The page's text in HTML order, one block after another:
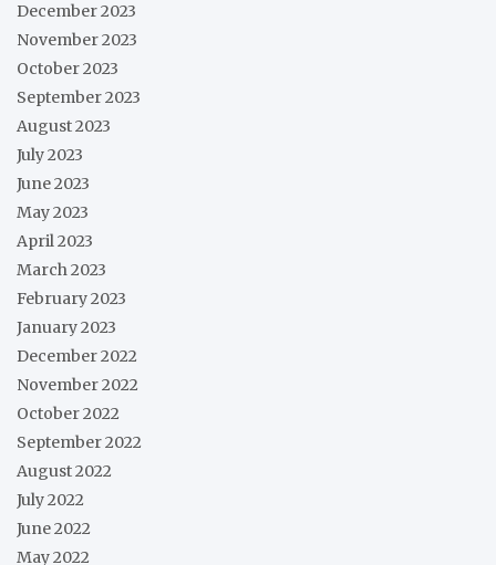
December 2023
November 2023
October 2023
September 2023
August 2023
July 2023
June 2023
May 2023
April 2023
March 2023
February 2023
January 2023
December 2022
November 2022
October 2022
September 2022
August 2022
July 2022
June 2022
May 2022